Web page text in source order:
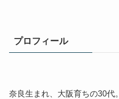
プロフィール
奈良生まれ、大阪育ちの30代。